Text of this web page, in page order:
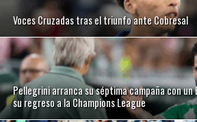
Voces Cruzadas tras el triunfo ante Cobresal
Pellegrini arranca su séptima campaña con un
su regreso a la Champions League